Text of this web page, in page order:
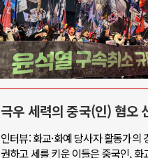
극우 세력의 중국(인) 혐오
인터뷰: 화교·화예 당사자 활동가
권하고 세를 키운 이들은 중국인,